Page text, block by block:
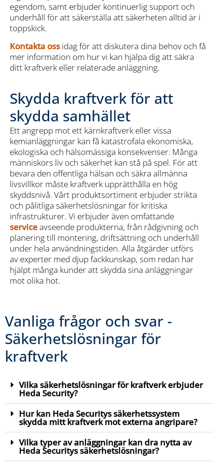
Skydda kraftverk för att
skydda samhället
Ett angrepp mot ett kärnkraftverk eller vissa
kemianläggningar kan få katastrofala ekonomiska,
ekologiska och hälsomässiga konsekvenser. Många
människors liv och säkerhet kan stå på spel. För att
bevara den offentliga hälsan och säkra allmänna
livsvillkor måste kraftverk upprätthålla en hög
skyddsnivå. Vårt produktsortiment erbjuder strikta
och pålitliga säkerhetslösningar för kritiska
infrastrukturer. Vi erbjuder även omfattande
serviceavseende produkterna, från rådgivning och
planering till montering, driftsättning och underhåll
under hela användningstiden. Alla åtgärder utförs
av experter med djup fackkunskap, som redan har
hjälpt många kunder att skydda sina anläggningar
mot olika hot.
egendom, samt erbjuder kontinuerlig support och
underhåll för att säkerställa att säkerheten alltid är i
toppskick.
Kontakta oss idag för att diskutera dina behov och få
mer information om hur vi kan hjälpa dig att säkra
ditt kraftverk eller relaterade anläggning.
Vanliga frågor och svar -
Säkerhetslösningar för
kraftverk
Vilka säkerhetslösningar för kraftverk erbjuder
Heda Security?
Hur kan Heda Securitys säkerhetssystem
skydda mitt kraftverk mot externa angripare?
Vilka typer av anläggningar kan dra nytta av
Heda Securitys säkerhetslösningar?